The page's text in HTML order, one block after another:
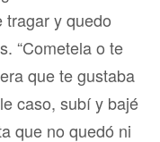
tragar y quedo
“Cometela o te
que te gustaba
caso, subí y bajé
que no quedó ni